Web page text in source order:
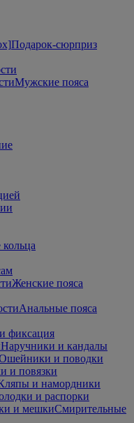
Подарок-сюрприз
Мужские пояса
Женские пояса
Анальные пояса
фиксация
Наручники и кандалы
и поводки
и повязки
и намордники
и распорки
Смирительные